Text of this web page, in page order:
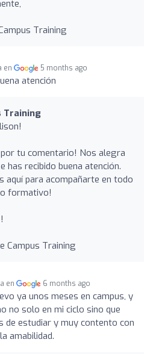
Training
en 5 months ago
atención
Training
por tu comentario! Nos alegra
has recibido buena atención.
aquí para acompañarte en todo
formativo!
Campus Training
en 6 months ago
ya unos meses en campus, y
no solo en mi ciclo sino que
de estudiar y muy contento con
amabilidad.